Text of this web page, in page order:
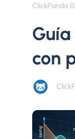
ClickPanda
con